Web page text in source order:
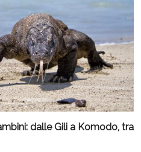
dalle Gili a Komodo, tra